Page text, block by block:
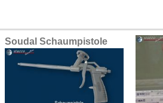
Soudal Schaumpistole